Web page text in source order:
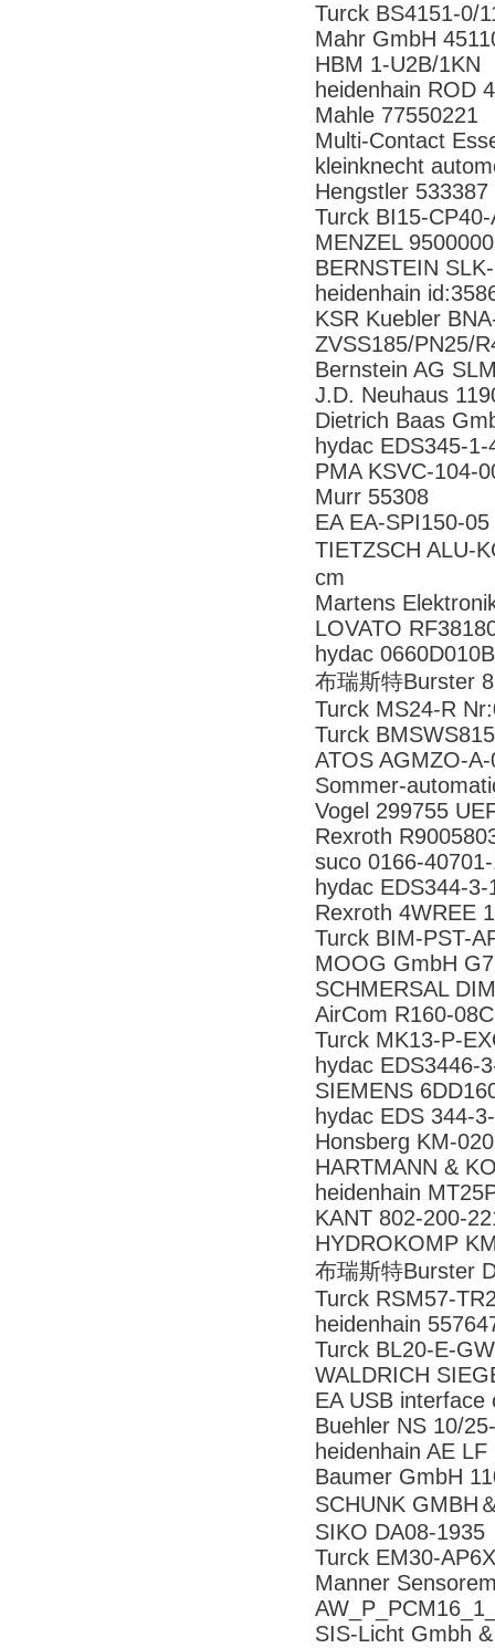
Turck BS4151-0/
Mahr GmbH
HBM 1-U2B/1KN
heidenhain ROD
Mahle 77550221
Multi-Contact
kleinknecht
Hengstler 533387
Turck BI15-
MENZEL
BERNSTEIN
heidenhain
KSR Kuebler
ZVSS185/PN25/
Bernstein AG
J.D. Neuhaus
Dietrich Baas
hydac EDS345-
PMA KSVC-104-
Murr 55308
EA EA-SPI150-05
TIETZSCH ALU-
cm
Martens
LOVATO
hydac
布瑞斯特Burster
Turck MS24-R
Turck
ATOS AGMZO-
Sommer-
Vogel 299755
Rexroth
suco 0166-
hydac EDS344-
Rexroth 4WREE
Turck BIM-PST-
MOOG GmbH
SCHMERSAL
AirCom R160-
Turck MK13-P-
hydac EDS3446-
SIEMENS
hydac EDS 344-
Honsberg KM-
HARTMANN &
heidenhain
KANT 802-200-
HYDROKOMP
布瑞斯特Burster
Turck RSM57-
heidenhain
Turck BL20-E-
WALDRICH
EA USB
Buehler NS 10/
heidenhain AE
Baumer GmbH
SCHUNK GMBH
SIKO DA08-1935
Turck EM30-
Manner
SIS-Licht Gmbh